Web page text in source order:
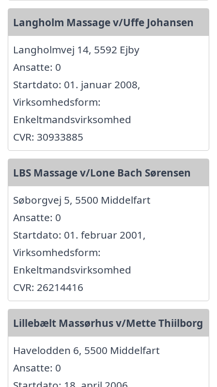
Langholm Massage v/Uffe Johansen
Langholmvej 14, 5592 Ejby
Ansatte: 0
Startdato: 01. januar 2008,
Virksomhedsform:
Enkeltmandsvirksomhed
CVR: 30933885
LBS Massage v/Lone Bach Sørensen
Søborgvej 5, 5500 Middelfart
Ansatte: 0
Startdato: 01. februar 2001,
Virksomhedsform:
Enkeltmandsvirksomhed
CVR: 26214416
Lillebælt Massørhus v/Mette Thiilborg
Havelodden 6, 5500 Middelfart
Ansatte: 0